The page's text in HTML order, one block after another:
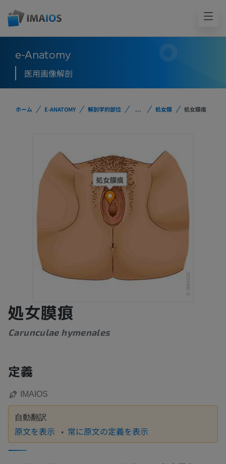
e-Anatomy
医用画像解剖
ホーム E-ANATOMY 解剖学的部位 ... 処女膜 処女膜痕
処女膜痕
Carunculae hymenales
定義
IMAIOS
自動翻訳
原文を表示 常に原文の定義を表示